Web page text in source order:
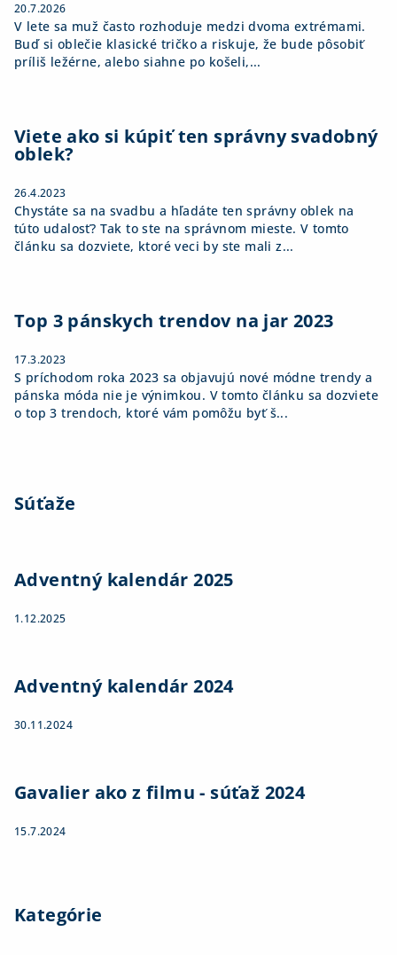
20.7.2026
V lete sa muž často rozhoduje medzi dvoma extrémami.
Buď si oblečie klasické tričko a riskuje, že bude pôsobiť
príliš ležérne, alebo siahne po košeli,...
Viete ako si kúpiť ten správny svadobný
oblek?
26.4.2023
Chystáte sa na svadbu a hľadáte ten správny oblek na
túto udalosť? Tak to ste na správnom mieste. V tomto
článku sa dozviete, ktoré veci by ste mali z...
Top 3 pánskych trendov na jar 2023
17.3.2023
S príchodom roka 2023 sa objavujú nové módne trendy a
pánska móda nie je výnimkou. V tomto článku sa dozviete
o top 3 trendoch, ktoré vám pomôžu byť š...
Súťaže
Adventný kalendár 2025
1.12.2025
Adventný kalendár 2024
30.11.2024
Gavalier ako z filmu - súťaž 2024
15.7.2024
Kategórie